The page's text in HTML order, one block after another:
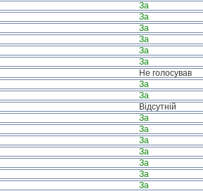
За
За
За
За
За
За
Не голосував
За
За
Відсутній
За
За
За
За
За
За
За